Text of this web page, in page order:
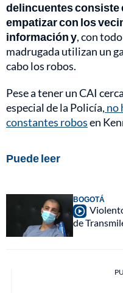
delincuentes consiste
empatizar con los
información y, con
madrugada utilizan un
cabo los robos.
Pese a tener un CAI
especial de la Policía, no
constantes robosen
Puede leer
BOGOTÁ
de